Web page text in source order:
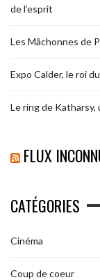
de l’esprit
Les Mâchonnes de
Expo Calder, le roi
Le ring de Katharsy,
FLUX
CATÉGORIES
Cinéma
Coup de coeur